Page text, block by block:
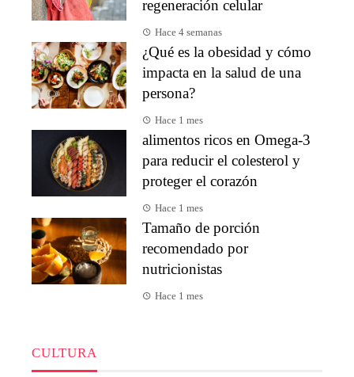
regeneración celular
Hace 4 semanas
¿Qué es la obesidad y cómo
impacta en la salud de una
persona?
Hace 1 mes
alimentos ricos en Omega-3
para reducir el colesterol y
proteger el corazón
Hace 1 mes
Tamaño de porción
recomendado por
nutricionistas
Hace 1 mes
CULTURA